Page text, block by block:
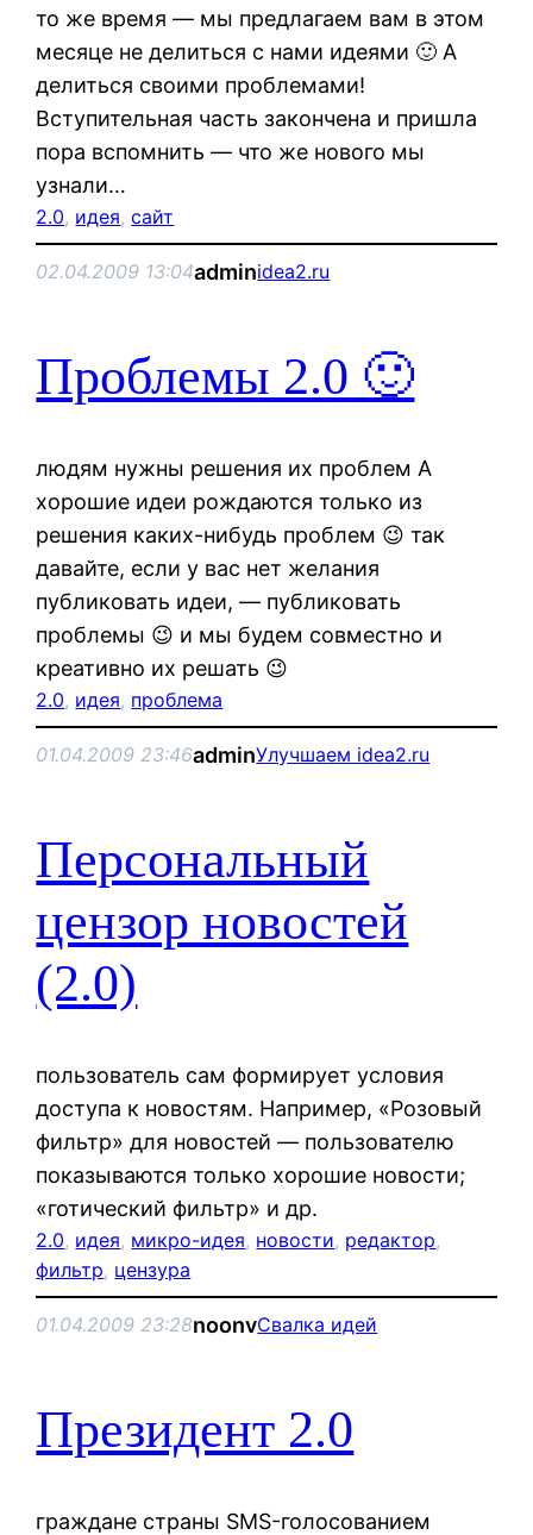
то же время — мы предлагаем вам в этом
месяце не делиться с нами идеями 🙂 А
делиться своими проблемами!
Вступительная часть закончена и пришла
пора вспомнить — что же нового мы
узнали…
2.0, идея, сайт
02.04.2009 13:04adminidea2.ru
Проблемы 2.0 🙂
людям нужны решения их проблем А
хорошие идеи рождаются только из
решения каких-нибудь проблем 😉 так
давайте, если у вас нет желания
публиковать идеи, — публиковать
проблемы 😉 и мы будем совместно и
креативно их решать 😉
2.0, идея, проблема
01.04.2009 23:46adminУлучшаем idea2.ru
Персональный
цензор новостей
(2.0)
пользователь сам формирует условия
доступа к новостям. Например, «Розовый
фильтр» для новостей — пользователю
показываются только хорошие новости;
«готический фильтр» и др.
2.0, идея, микро-идея, новости, редактор
фильтр, цензура
01.04.2009 23:28noonvСвалка идей
Президент 2.0
граждане страны SMS-голосованием